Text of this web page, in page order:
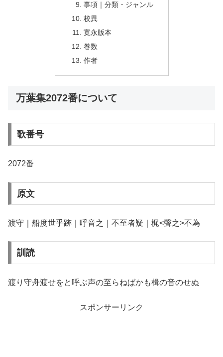
事項｜分類・ジャンル
校異
寛永版本
巻数
作者
万葉集2072番について
歌番号
2072番
原文
渡守｜船度世乎跡｜呼音之｜不至者疑｜梶<聲之>不為
訓読
渡り守舟渡せをと呼ぶ声の至らねばかも楫の音のせぬ
スポンサーリンク